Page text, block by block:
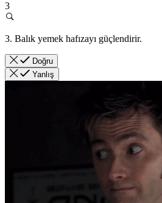
3
3. Balık yemek hafızayı güçlendirir.
Doğru
Yanlış